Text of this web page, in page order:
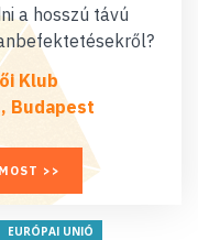
a hosszú távú
Klub
Budapest
>>
EURÓPAI UNIÓ